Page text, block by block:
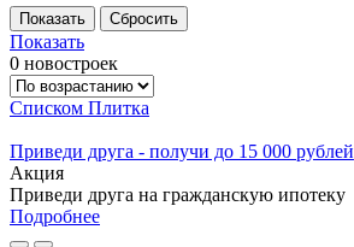
Показать
0 новостроек
Списком Плитка
Приведи друга - получи до 15 000 рублей
Акция
Приведи друга на гражданскую ипотеку
Подробнее